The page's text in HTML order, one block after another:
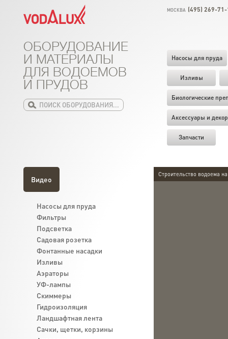
МОСКВА (495) 269-
Насосы для пруда
Изливы
Биологические
Аксессуары и декор
Запчасти
ОБОРУДОВАНИЕ
И МАТЕРИАЛЫ
ДЛЯ ВОДОЕМОВ
И ПРУДОВ
Строительство водоема
Видео
Насосы для пруда
Фильтры
Подсветка
Садовая розетка
Фонтанные насадки
Изливы
Аэраторы
УФ-лампы
Скиммеры
Гидроизоляция
Ландшафтная лента
Cачки, щетки, корзины